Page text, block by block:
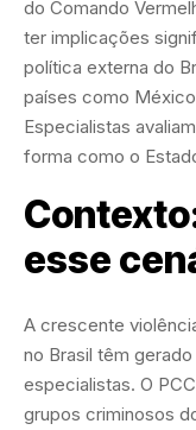
do Comando
ter implicações
política externa do
países como
Especialistas
forma como o
esse
A crescente
no Brasil têm
especialistas. O
grupos criminosos